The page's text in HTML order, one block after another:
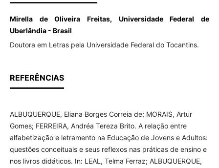
Mirella de Oliveira Freitas, Universidade Federal de
Uberlândia - Brasil
Doutora em Letras pela Universidade Federal do Tocantins.
REFERÊNCIAS
ALBUQUERQUE, Eliana Borges Correia de; MORAIS, Artur
Gomes; FERREIRA, Andréa Tereza Brito. A relação entre
alfabetização e letramento na Educação de Jovens e Adultos:
questões conceituais e seus reflexos nas práticas de ensino e
nos livros didáticos. In: LEAL, Telma Ferraz; ALBUQUERQUE,